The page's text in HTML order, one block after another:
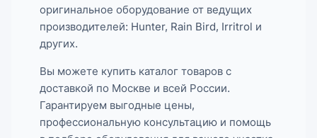
оригинальное оборудование от ведущих
производителей: Hunter, Rain Bird, Irritrol и
других.
Вы можете купить каталог товаров с
доставкой по Москве и всей России.
Гарантируем выгодные цены,
профессиональную консультацию и помощь